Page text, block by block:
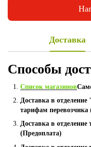
Доставка
Способы
Список магазинов
Доставка в
тарифам перевозчика
Доставка в
(Предоплата)